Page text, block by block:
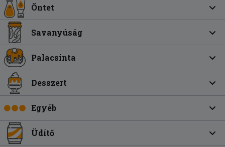
Öntet
Savanyúság
Palacsinta
Desszert
Egyéb
Üdítő